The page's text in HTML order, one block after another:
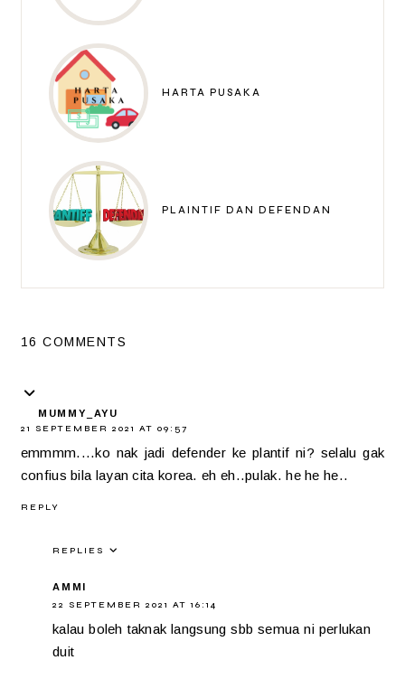
HARTA PUSAKA
PLAINTIF DAN DEFENDAN
16 COMMENTS
MUMMY_AYU
21 SEPTEMBER 2021 AT 09:57
emmmm....ko nak jadi defender ke plantif ni? selalu gak
confius bila layan cita korea. eh eh..pulak. he he he..
REPLY
REPLIES
AMMI
22 SEPTEMBER 2021 AT 16:14
kalau boleh taknak langsung sbb semua ni perlukan
duit